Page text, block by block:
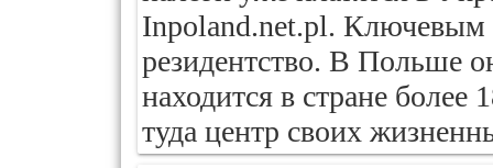
Inpoland.net.pl. Ключевым
резидентство. В Польше
находится в стране более
туда центр своих